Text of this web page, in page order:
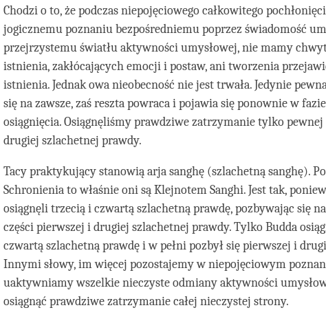
Chodzi o to, że podczas niepojęciowego całkowitego
jogicznemu poznaniu bezpośredniemu poprzez świadomość
przejrzystemu światłu aktywności umysłowej, nie mamy
istnienia, zakłócających emocji i postaw, ani tworzenia
istnienia. Jednak owa nieobecność nie jest trwała. Jedynie
się na zawsze, zaś reszta powraca i pojawia się ponownie w
osiągnięcia. Osiągnęliśmy prawdziwe zatrzymanie tylko
drugiej szlachetnej prawdy.
Tacy praktykujący stanowią arja sanghę (szlachetną sanghę).
Schronienia to właśnie oni są Klejnotem Sanghi. Jest tak,
osiągnęli trzecią i czwartą szlachetną prawdę, pozbywając się
części pierwszej i drugiej szlachetnej prawdy. Tylko Budda
czwartą szlachetną prawdę i w pełni pozbył się pierwszej i
Innymi słowy, im więcej pozostajemy w niepojęciowym
uaktywniamy wszelkie nieczyste odmiany aktywności
osiągnąć prawdziwe zatrzymanie całej nieczystej strony.